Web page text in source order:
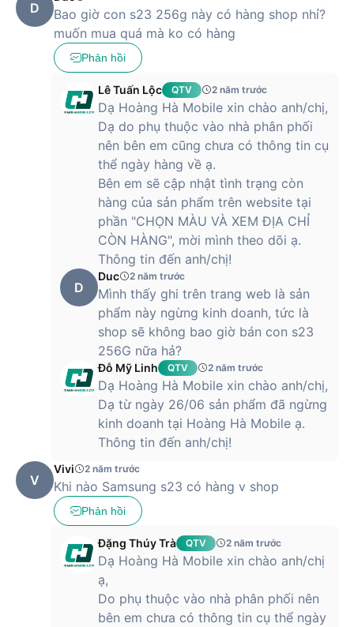
D
Bao giờ con s23 256g này có hàng shop nhỉ?
muốn mua quá mà ko có hàng
Phản hồi
Lê Tuấn Lộc QTV 2 năm trước
Dạ Hoàng Hà Mobile xin chào anh/chị,
Dạ do phụ thuộc vào nhà phân phối
nên bên em cũng chưa có thông tin cụ
thể ngày hàng về ạ.
Bên em sẽ cập nhật tình trạng còn
hàng của sản phẩm trên website tại
phần "CHỌN MÀU VÀ XEM ĐỊA CHỈ
CÒN HÀNG", mời mình theo dõi ạ.
Thông tin đến anh/chị!
D
Duc 2 năm trước
Mình thấy ghi trên trang web là sản
phẩm này ngừng kinh doanh, tức là
shop sẽ không bao giờ bán con s23
256G nữa hả?
Đỗ Mỹ Linh QTV 2 năm trước
Dạ Hoàng Hà Mobile xin chào anh/chị,
Dạ từ ngày 26/06 sản phẩm đã ngừng
kinh doanh tại Hoàng Hà Mobile ạ.
Thông tin đến anh/chị!
V
Vivi 2 năm trước
Khi nào Samsung s23 có hàng v shop
Phản hồi
Đặng Thúy Trà QTV 2 năm trước
Dạ Hoàng Hà Mobile xin chào anh/chị
ạ,
Do phụ thuộc vào nhà phân phối nên
bên em chưa có thông tin cụ thể ngày